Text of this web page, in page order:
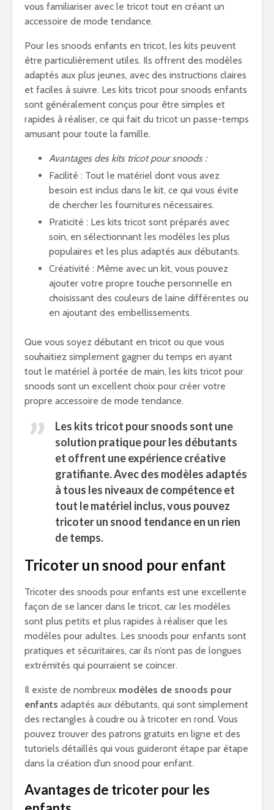
vous familiariser avec le tricot tout en créant un
accessoire de mode tendance.
Pour les snoods enfants en tricot, les kits peuvent
être particulièrement utiles. Ils offrent des modèles
adaptés aux plus jeunes, avec des instructions claires
et faciles à suivre. Les kits tricot pour snoods enfants
sont généralement conçus pour être simples et
rapides à réaliser, ce qui fait du tricot un passe-temps
amusant pour toute la famille.
Avantages des kits tricot pour snoods :
Facilité : Tout le matériel dont vous avez
besoin est inclus dans le kit, ce qui vous évite
de chercher les fournitures nécessaires.
Praticité : Les kits tricot sont préparés avec
soin, en sélectionnant les modèles les plus
populaires et les plus adaptés aux débutants.
Créativité : Même avec un kit, vous pouvez
ajouter votre propre touche personnelle en
choisissant des couleurs de laine différentes ou
en ajoutant des embellissements.
Que vous soyez débutant en tricot ou que vous
souhaitiez simplement gagner du temps en ayant
tout le matériel à portée de main, les kits tricot pour
snoods sont un excellent choix pour créer votre
propre accessoire de mode tendance.
Les kits tricot pour snoods sont une
solution pratique pour les débutants
et offrent une expérience créative
gratifiante. Avec des modèles adaptés
à tous les niveaux de compétence et
tout le matériel inclus, vous pouvez
tricoter un snood tendance en un rien
de temps.
Tricoter un snood pour enfant
Tricoter des snoods pour enfants est une excellente
façon de se lancer dans le tricot, car les modèles
sont plus petits et plus rapides à réaliser que les
modèles pour adultes. Les snoods pour enfants sont
pratiques et sécuritaires, car ils n’ont pas de longues
extrémités qui pourraient se coincer.
Il existe de nombreux modèles de snoods pour
enfants adaptés aux débutants, qui sont simplement
des rectangles à coudre ou à tricoter en rond. Vous
pouvez trouver des patrons gratuits en ligne et des
tutoriels détaillés qui vous guideront étape par étape
dans la création d’un snood pour enfant.
Avantages de tricoter pour les